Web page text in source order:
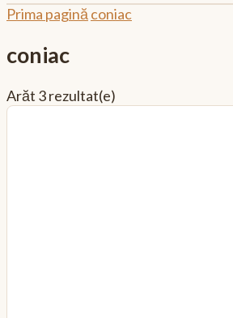
Prima pagină coniac
coniac
Arăt 3 rezultat(e)